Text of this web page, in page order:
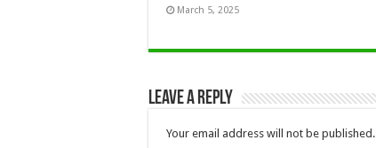
March 5, 2025
Leave a Reply
Your email address will not be published.